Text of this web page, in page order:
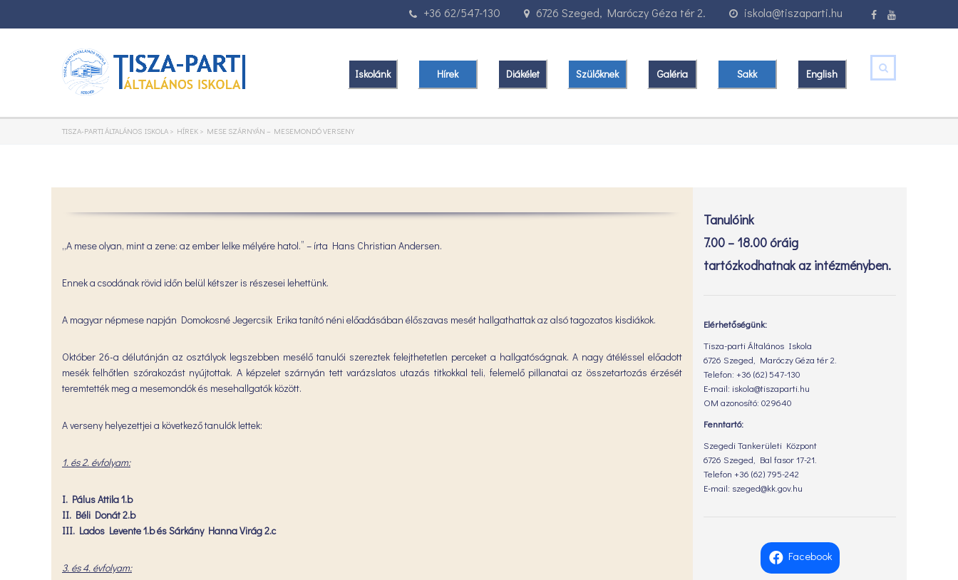
iskola@tiszaparti.hu
6726 Szeged, Maróczy Géza tér 2.
+36 62/547-130
Iskolánk Hírek Diákélet Szülőknek Galéria Sakk English
TISZA-PARTI ÁLTALÁNOS ISKOLA > HÍREK > MESE SZÁRNYÁN – MESEMONDÓ VERSENY
„A mese olyan, mint a zene: az ember lelke mélyére hatol.” – írta Hans Christian Andersen.
Ennek a csodának rövid időn belül kétszer is részesei lehettünk.
A magyar népmese napján Domokosné Jegercsik Erika tanító néni előadásában élőszavas mesét hallgathattak az alsó tagozatos kisdiákok.
Október 26-a délutánján az osztályok legszebben mesélő tanulói szereztek felejthetetlen perceket a hallgatóságnak. A nagy átéléssel előadott
mesék felhőtlen szórakozást nyújtottak. A képzelet szárnyán tett varázslatos utazás titkokkal teli, felemelő pillanatai az összetartozás érzését
teremtették meg a mesemondók és mesehallgatók között.
A verseny helyezettjei a következő tanulók lettek:
1. és 2. évfolyam:
I. Pálus Attila 1.b
II. Béli Donát 2.b
III. Lados Levente 1.b és Sárkány Hanna Virág 2.c
3. és 4. évfolyam:
Tanulóink
7.00 – 18.00 óráig
tartózkodhatnak az intézményben.
Elérhetőségünk:
Tisza-parti Általános Iskola
6726 Szeged, Maróczy Géza tér 2.
Telefon: +36 (62) 547-130
E-mail: iskola@tiszaparti.hu
OM azonosító: 029640
Fenntartó:
Szegedi Tankerületi Központ
6726 Szeged, Bal fasor 17-21.
Telefon +36 (62) 795-242
E-mail: szeged@kk.gov.hu
Facebook